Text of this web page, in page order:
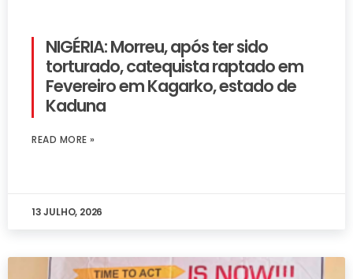
NIGÉRIA: Morreu, após ter sido
torturado, catequista raptado em
Fevereiro em Kagarko, estado de
Kaduna
READ MORE »
13 JULHO, 2026